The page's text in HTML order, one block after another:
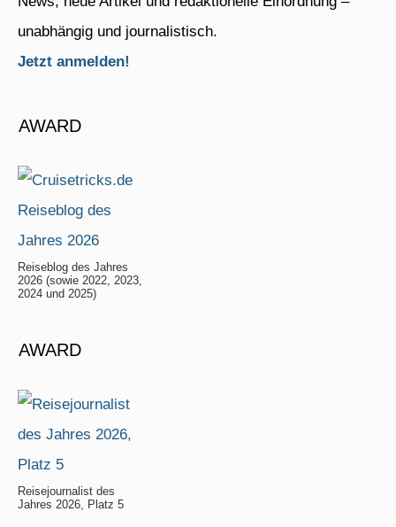
unabhängig und journalistisch.
Jetzt anmelden!
AWARD
Reiseblog des Jahres
2026 (sowie 2022, 2023,
2024 und 2025)
AWARD
Reisejournalist des
Jahres 2026, Platz 5